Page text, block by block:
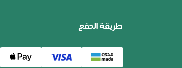
طريقة الدفع